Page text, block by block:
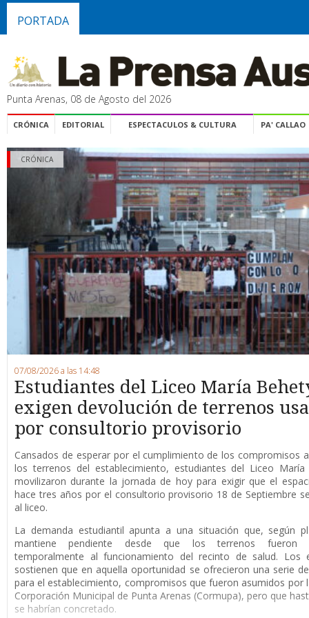
PORTADA
Punta Arenas, 08 de Agosto del 2026
CRÓNICA EDITORIAL ESPECTACULOS & CULTURA PA' CALLAO
CRÓNICA
07/08/2026 a las 14:48
Estudiantes del Liceo María
exigen devolución de terrenos
por consultorio provisorio
Cansados de esperar por el cumplimiento de los compromisos
los terrenos del establecimiento, estudiantes del Liceo
movilizaron durante la jornada de hoy para exigir que el
hace tres años por el consultorio provisorio 18 de Septiembre
al liceo.
La demanda estudiantil apunta a una situación que, según
mantiene pendiente desde que los terrenos fueron
temporalmente al funcionamiento del recinto de salud. Los
sostienen que en aquella oportunidad se ofrecieron una serie
para el establecimiento, compromisos que fueron asumidos por
Corporación Municipal de Punta Arenas (Cormupa), pero que
se habrían concretado.